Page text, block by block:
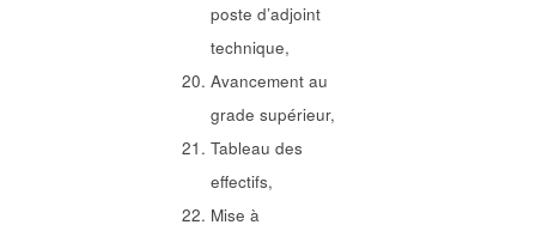
poste d’adjoint
technique,
Avancement au
grade supérieur,
Tableau des
effectifs,
Mise à